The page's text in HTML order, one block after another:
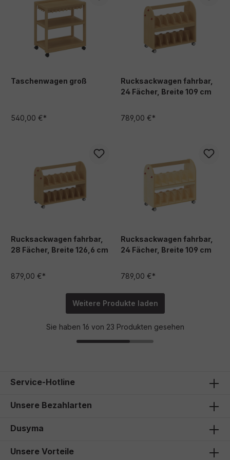
Taschenwagen groß
540,00 €*
Rucksackwagen fahrbar,
24 Fächer, Breite 109 cm
789,00 €*
Rucksackwagen fahrbar,
28 Fächer, Breite 126,6 cm
879,00 €*
Rucksackwagen fahrbar,
24 Fächer, Breite 109 cm
789,00 €*
Weitere Produkte laden
Sie haben 16 von 23 Produkten gesehen
Service-Hotline
Unsere Bezahlarten
Dusyma
Unsere Vorteile